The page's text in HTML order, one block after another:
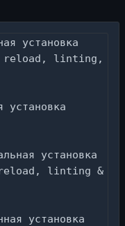
установка
reload, linting,
установка
установка
linting &
установка